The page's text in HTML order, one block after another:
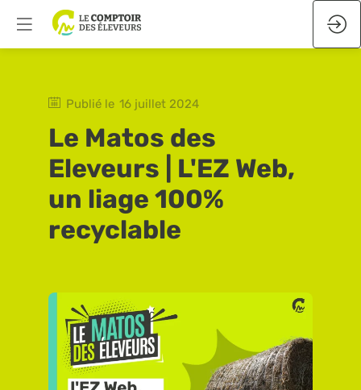
Publié le 16 juillet 2024
Le Matos des
Eleveurs | L'EZ Web,
un liage 100%
recyclable